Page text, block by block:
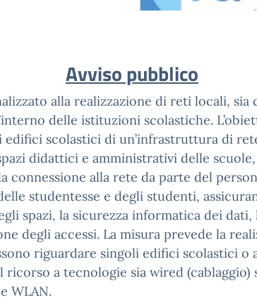
Avviso pubblico
alla realizzazione di reti locali, sia
delle istituzioni scolastiche.
edifici scolastici di un’infrastruttura di
didattici e amministrativi delle
connessione alla rete da parte del
studentesse e degli studenti,
spazi, la sicurezza informatica dei dati,
degli accessi. La misura prevede la
riguardare singoli edifici scolastici o
a tecnologie sia wired (cablaggio)
WLAN.